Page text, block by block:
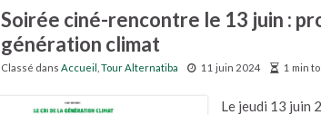
Soirée ciné-rencontre le 13 juin :
génération climat
Classé dans Accueil Tour Alternatiba 11 juin 2024 1 min
Le jeudi 13 juin